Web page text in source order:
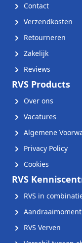
Contact
Verzendkosten
Retourneren
Zakelijk
Reviews
RVS Products
Over ons
Vacatures
Algemene
Privacy Policy
Cookies
RVS
RVS in
Aandraaimoment
RVS Verven